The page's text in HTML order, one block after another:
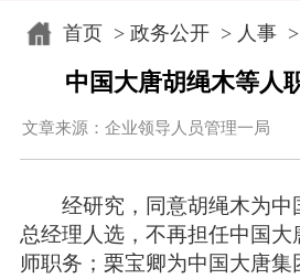
首页> 政务公开> 人事>
中国大唐胡绳木等人
文章来源：企业领导人员管理一局
经研究，同意胡绳木为中
总经理人选，不再担任中国大
师职务；栗宝卿为中国大唐集